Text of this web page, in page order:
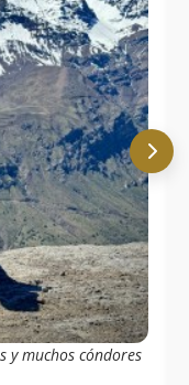
y muchos cóndores